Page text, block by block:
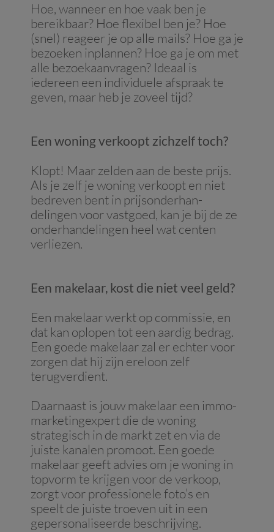
Hoe, wanneer en hoe vaak ben je
bereikbaar? Hoe flexibel ben je? Hoe
(snel) reageer je op alle mails? Hoe ga je
bezoeken inplannen? Hoe ga je om met
alle bezoekaanvragen? Ideaal is
iedereen een individuele afspraak te
geven, maar heb je zoveel tijd?
Een woning verkoopt zichzelf toch?
Klopt! Maar zelden aan de beste prijs.
Als je zelf je woning verkoopt en niet
bedreven bent in prijsonderhan-
delingen voor vastgoed, kan je bij de ze
onderhandelingen heel wat centen
verliezen.
Een makelaar, kost die niet veel geld?
Een makelaar werkt op commissie, en
dat kan oplopen tot een aardig bedrag.
Een goede makelaar zal er echter voor
zorgen dat hij zijn ereloon zelf
terugverdient.
Daarnaast is jouw makelaar een immo-
marketingexpert die de woning
strategisch in de markt zet en via de
juiste kanalen promoot. Een goede
makelaar geeft advies om je woning in
topvorm te krijgen voor de verkoop,
zorgt voor professionele foto’s en
speelt de juiste troeven uit in een
gepersonaliseerde beschrijving.